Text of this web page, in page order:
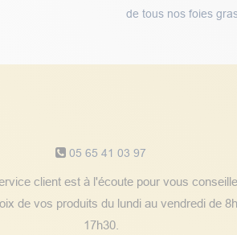
de tous nos foies
05 65 41 03 97
client est à l'écoute pour vous
de vos produits du lundi au vendredi de
17h30.